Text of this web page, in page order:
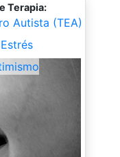
Terapia:
Autista (TEA)